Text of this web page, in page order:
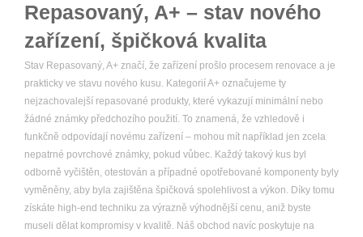
Repasovaný, A+ – stav nového
zařízení, špičková kvalita
Stav Repasovaný, A+ značí, že zařízení prošlo procesem renovace a je
prakticky ve stavu nového kusu. Kategorií A+ označujeme ty
nejzachovalejší repasované produkty, které vykazují minimální nebo
žádné známky předchozího použití. To znamená, že vzhledově i
funkčně odpovídají novému zařízení – mohou mít například jen zcela
nepatrné povrchové známky, pokud vůbec. Každý takový kus byl
odborně vyčištěn, otestován a případné opotřebované komponenty byly
vyměněny, aby byla zajištěna špičková spolehlivost a výkon. Díky tomu
získáte high-end techniku za výrazně výhodnější cenu, aniž byste
museli dělat kompromisy v kvalitě. Náš obchod navíc poskytuje na